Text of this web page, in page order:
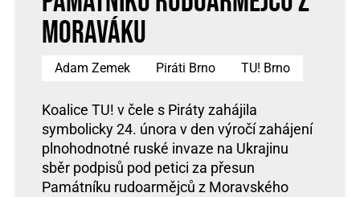
Moraváku
Adam Zemek Piráti Brno TU! Brno
Koalice TU! v čele s Piráty zahájila
symbolicky 24. února v den výročí zahájení
plnohodnotné ruské invaze na Ukrajinu
sběr podpisů pod petici za přesun
Památníku rudoarmějců z Moravského